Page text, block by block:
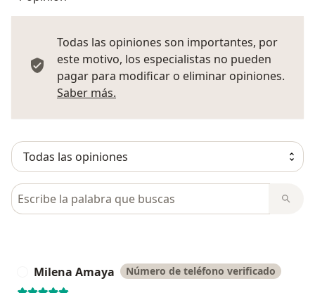
Todas las opiniones son importantes, por
este motivo, los especialistas no pueden
pagar para modificar o eliminar opiniones.
Saber más.
Busca en opiniones
Milena Amaya Número de teléfono verificado